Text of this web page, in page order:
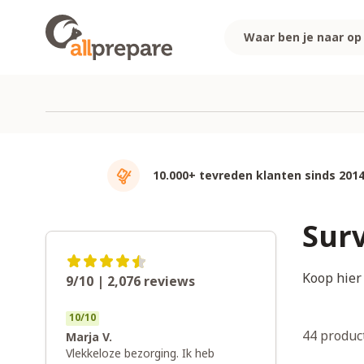
10.000+ tevreden klanten sinds 2014
Koop
44
9/10 | 2,076 reviews
10/10
Marja V.
Vlekkeloze bezorging. Ik heb